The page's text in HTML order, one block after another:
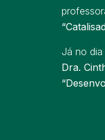
Já no dia
Dra.